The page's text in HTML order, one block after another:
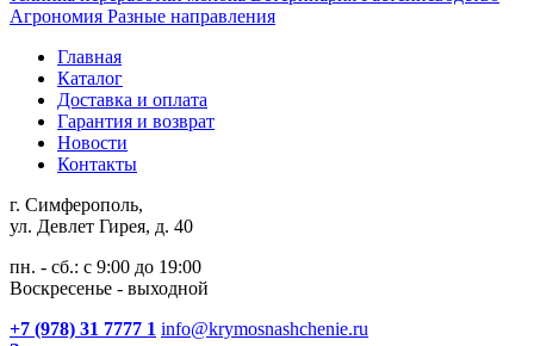
Агрономия Разные направления
Главная
Каталог
Доставка и оплата
Гарантия и возврат
Новости
Контакты
г. Симферополь,
ул. Девлет Гирея, д. 40
пн. - сб.: с 9:00 до 19:00
Воскресенье - выходной
+7 (978) 31 7777 1 info@krymosnashchenie.ru